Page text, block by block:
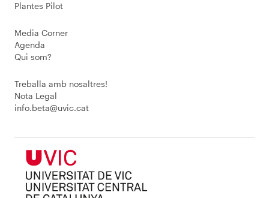
Plantes Pilot
Media Corner
Agenda
Qui som?
Treballa amb nosaltres!
Nota Legal
info.beta@uvic.cat